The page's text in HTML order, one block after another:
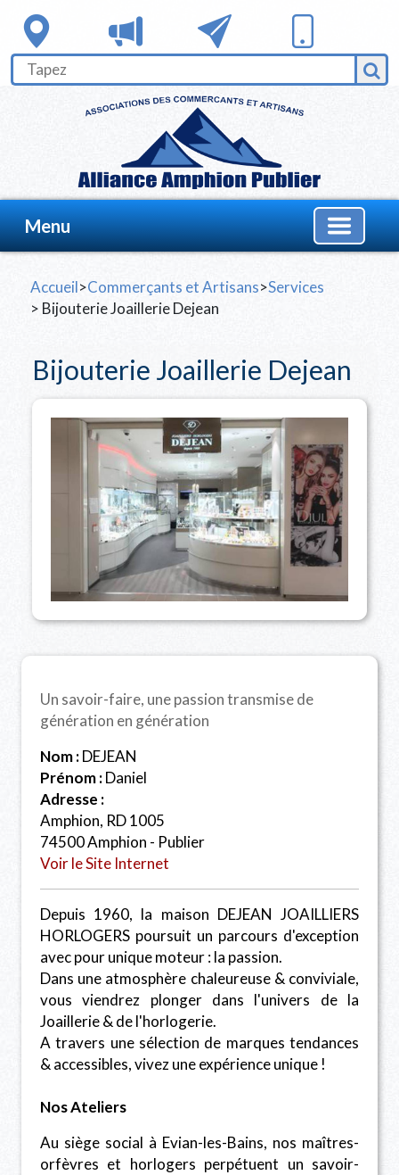
Menu
Accueil>Commerçants et Artisans>Services
> Bijouterie Joaillerie Dejean
Bijouterie Joaillerie Dejean
Un savoir-faire, une passion transmise de
génération en génération
Nom :DEJEAN
Prénom :Daniel
Adresse :
Amphion, RD 1005
74500 Amphion - Publier
Voir le Site Internet
Depuis 1960, la maison DEJEAN JOAILLIERS
HORLOGERS poursuit un parcours d'exception
avec pour unique moteur : la passion.
Dans une atmosphère chaleureuse & conviviale,
vous viendrez plonger dans l'univers de la
Joaillerie & de l'horlogerie.
A travers une sélection de marques tendances
& accessibles, vivez une expérience unique !
Nos Ateliers
Au siège social à Evian-les-Bains, nos maîtres-
orfèvres et horlogers perpétuent un savoir-